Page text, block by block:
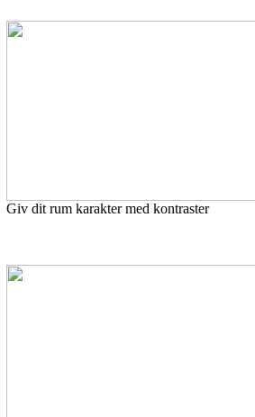
Giv dit rum karakter med kontraster